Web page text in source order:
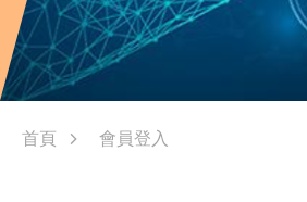
首頁 會員登入